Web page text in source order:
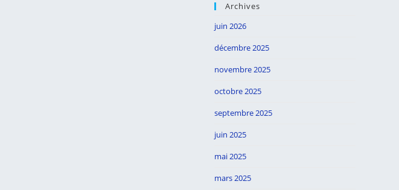
Archives
juin 2026
décembre 2025
novembre 2025
octobre 2025
septembre 2025
juin 2025
mai 2025
mars 2025